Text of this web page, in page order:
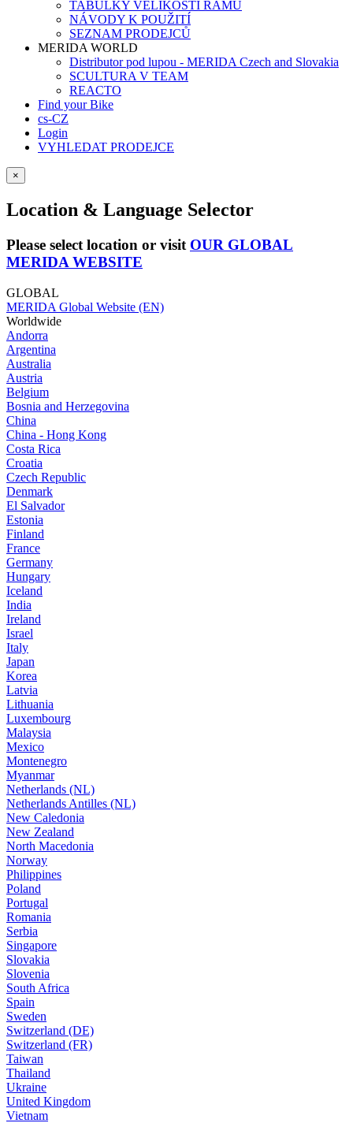
TABULKY VELIKOSTÍ RÁMŮ
NÁVODY K POUŽITÍ
SEZNAM PRODEJCŮ
MERIDA WORLD
Distributor pod lupou - MERIDA Czech and Slovakia
SCULTURA V TEAM
REACTO
Find your Bike
cs-CZ
Login
VYHLEDAT PRODEJCE
×
Location & Language Selector
Please select location or visit OUR GLOBAL
MERIDA WEBSITE
GLOBAL
MERIDA Global Website (EN)
Worldwide
Andorra
Argentina
Australia
Austria
Belgium
Bosnia and Herzegovina
China
China - Hong Kong
Costa Rica
Croatia
Czech Republic
Denmark
El Salvador
Estonia
Finland
France
Germany
Hungary
Iceland
India
Ireland
Israel
Italy
Japan
Korea
Latvia
Lithuania
Luxembourg
Malaysia
Mexico
Montenegro
Myanmar
Netherlands (NL)
Netherlands Antilles (NL)
New Caledonia
New Zealand
North Macedonia
Norway
Philippines
Poland
Portugal
Romania
Serbia
Singapore
Slovakia
Slovenia
South Africa
Spain
Sweden
Switzerland (DE)
Switzerland (FR)
Taiwan
Thailand
Ukraine
United Kingdom
Vietnam